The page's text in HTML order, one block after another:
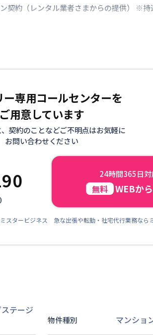
契約（レンタル業者さまからの提供） ※
ー専用コールセンターを
ご用意しています
契約のことなどご不明点はお気軽に
お問い合わせください
24時間365日
無料 WEBか
スタービジネス 急な出張や転勤・社宅代行業務なら
テージ
物件種別 マンショ